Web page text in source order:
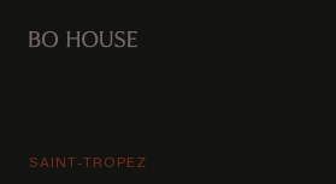
SAINT-TROPEZ